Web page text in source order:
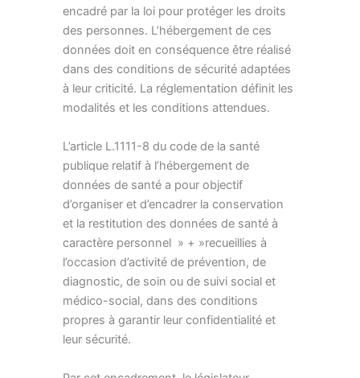
encadré par la loi pour protéger les droits
des personnes. L’hébergement de ces
données doit en conséquence être réalisé
dans des conditions de sécurité adaptées
à leur criticité. La réglementation définit les
modalités et les conditions attendues.
L’article L.1111-8 du code de la santé
publique relatif à l’hébergement de
données de santé a pour objectif
d’organiser et d’encadrer la conservation
et la restitution des données de santé à
caractère personnel » + »recueillies à
l’occasion d’activité de prévention, de
diagnostic, de soin ou de suivi social et
médico-social, dans des conditions
propres à garantir leur confidentialité et
leur sécurité.